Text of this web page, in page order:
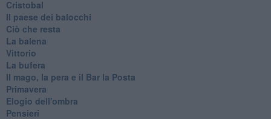
Cristobal
Il paese dei balocchi
Ciò che resta
La balena
Vittorio
La bufera
Il mago, la pera e il Bar la Posta
Primavera
Elogio dell'ombra
Pensieri